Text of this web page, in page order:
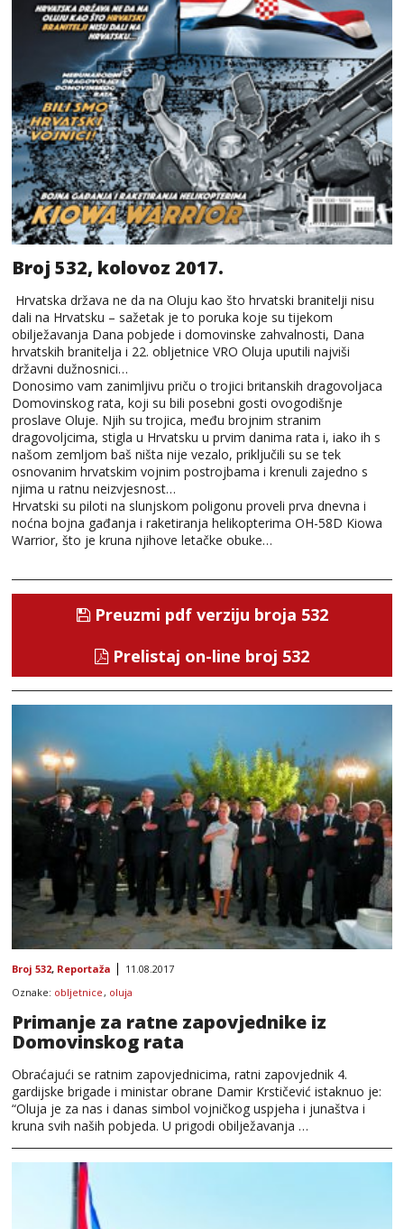
Broj 532, kolovoz 2017.
Hrvatska država ne da na Oluju kao što hrvatski branitelji nisu
dali na Hrvatsku – sažetak je to poruka koje su tijekom
obilježavanja Dana pobjede i domovinske zahvalnosti, Dana
hrvatskih branitelja i 22. obljetnice VRO Oluja uputili najviši
državni dužnosnici…
Donosimo vam zanimljivu priču o trojici britanskih dragovoljaca
Domovinskog rata, koji su bili posebni gosti ovogodišnje
proslave Oluje. Njih su trojica, među brojnim stranim
dragovoljcima, stigla u Hrvatsku u prvim danima rata i, iako ih s
našom zemljom baš ništa nije vezalo, priključili su se tek
osnovanim hrvatskim vojnim postrojbama i krenuli zajedno s
njima u ratnu neizvjesnost…
Hrvatski su piloti na slunjskom poligonu proveli prva dnevna i
noćna bojna gađanja i raketiranja helikopterima OH-58D Kiowa
Warrior, što je kruna njihove letačke obuke…
Preuzmi pdf verziju broja 532
Prelistaj on-line broj 532
Broj 532, Reportaža
11.08.2017
Oznake: obljetnice, oluja
Primanje za ratne zapovjednike iz
Domovinskog rata
Obraćajući se ratnim zapovjednicima, ratni zapovjednik 4.
gardijske brigade i ministar obrane Damir Krstičević istaknuo je:
“Oluja je za nas i danas simbol vojničkog uspjeha i junaštva i
kruna svih naših pobjeda. U prigodi obilježavanja …